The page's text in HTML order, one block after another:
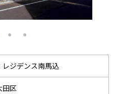
レジデンス南馬込
田区